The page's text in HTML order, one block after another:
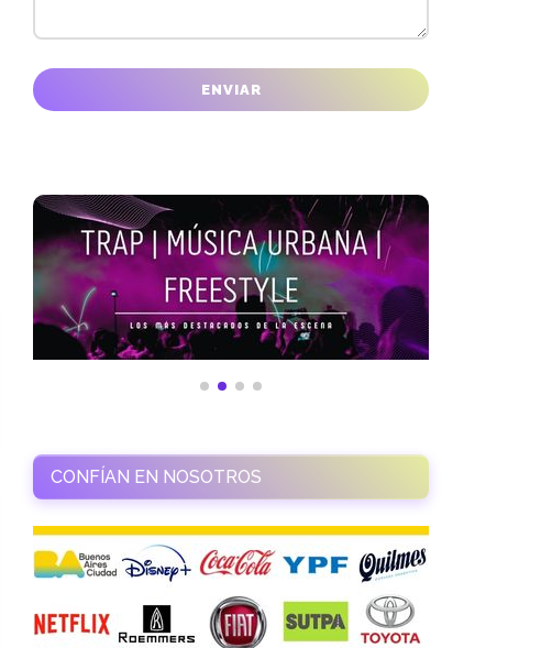
CONFÍAN EN NOSOTROS